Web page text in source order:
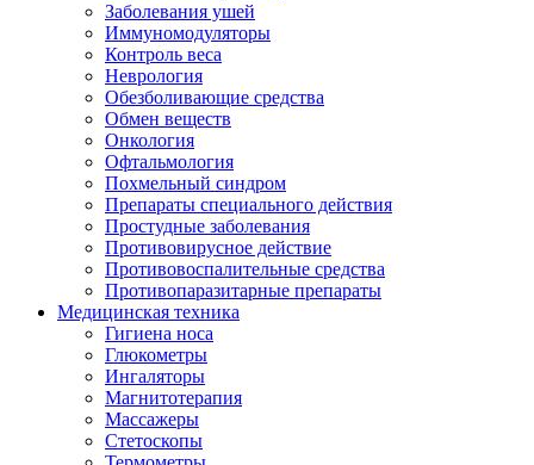
Заболевания ушей
Иммуномодуляторы
Контроль веса
Неврология
Обезболивающие средства
Обмен веществ
Онкология
Офтальмология
Похмельный синдром
Препараты специального действия
Простудные заболевания
Противовирусное действие
Противовоспалительные средства
Противопаразитарные препараты
Медицинская техника
Гигиена носа
Глюкометры
Ингаляторы
Магнитотерапия
Массажеры
Стетоскопы